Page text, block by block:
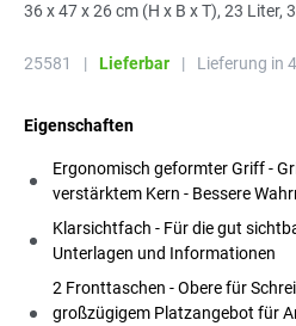
36 x 47 x 26 cm (H x B x T), 23 Liter,
25581 | Lieferbar | Lieferung in
Eigenschaften
Ergonomisch geformter Griff -
verstärktem Kern - Bessere
Klarsichtfach - Für die gut
Unterlagen und Informationen
2 Fronttaschen - Obere für
großzügigem Platzangebot für